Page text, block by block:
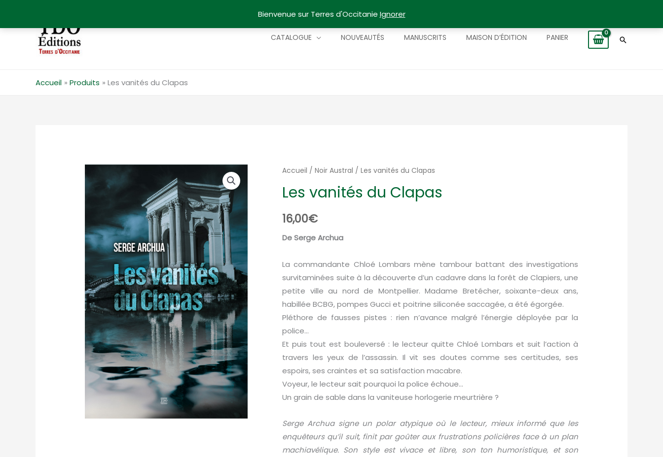
Bienvenue sur Terres d'Occitanie Ignorer
CATALOGUE NOUVEAUTÉS MANUSCRITS MAISON D’ÉDITION PANIER
Accueil Produits Les vanités du Clapas
Accueil /Noir Austral / Les vanités du Clapas
Les vanités du Clapas
16,00€
De Serge Archua
La commandante Chloé Lombars mène tambour battant des investigations
survitaminées suite à la découverte d’un cadavre dans la forêt de Clapiers, une
petite ville au nord de Montpellier. Madame Bretécher, soixante-deux ans,
habillée BCBG, pompes Gucci et poitrine siliconée saccagée, a été égorgée.
Pléthore de fausses pistes : rien n’avance malgré l’énergie déployée par la
police…
Et puis tout est bouleversé : le lecteur quitte Chloé Lombars et suit l’action à
travers les yeux de l’assassin. Il vit ses doutes comme ses certitudes, ses
espoirs, ses craintes et sa satisfaction macabre.
Voyeur, le lecteur sait pourquoi la police échoue…
Un grain de sable dans la vaniteuse horlogerie meurtrière ?
Serge Archua signe un polar atypique où le lecteur, mieux informé que les
enquêteurs qu’il suit, finit par goûter aux frustrations policières face à un plan
machiavélique. Son style est vivace et libre, son ton humoristique, et son